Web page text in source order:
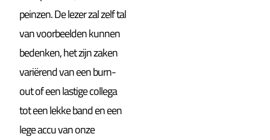
peinzen. De lezer zal zelf tal
van voorbeelden kunnen
bedenken, het zijn zaken
variërend van een burn-
out of een lastige collega
tot een lekke band en een
lege accu van onze